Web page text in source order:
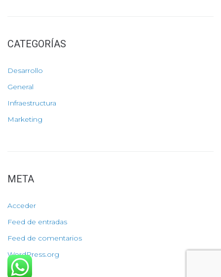
CATEGORÍAS
Desarrollo
General
Infraestructura
Marketing
META
Acceder
Feed de entradas
Feed de comentarios
WordPress.org